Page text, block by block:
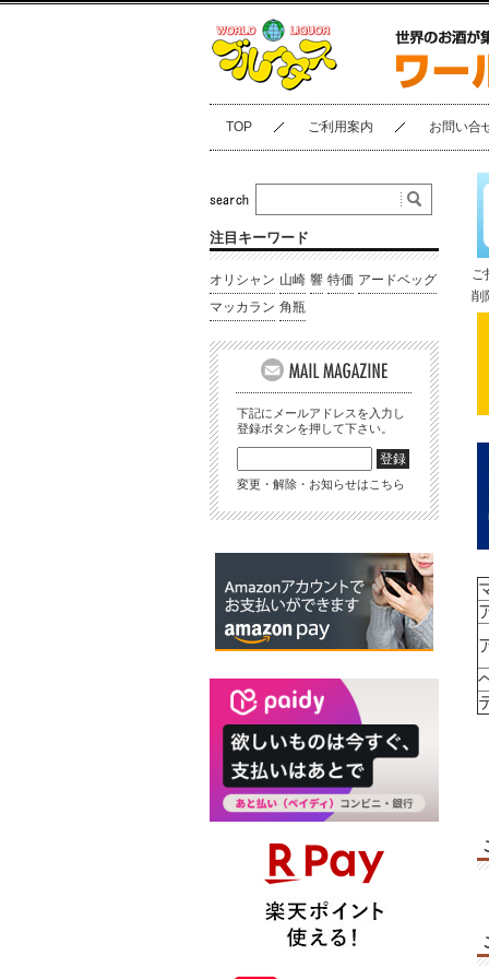
TOP ご利用案内 お問い合
ご
削
注目キーワード
オリシャン 山崎 響 特価 アードベッグ
マッカラン 角瓶
下記にメールアドレスを入力し
登録ボタンを押して下さい。
変更・解除・お知らせはこちら